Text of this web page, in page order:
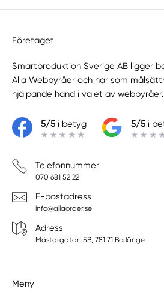
Företaget
Smartproduktion Sverige AB ligger
Alla Webbyråer och har som
hjälpande hand i valet av webbyråer.
5/5i betyg 5/5i
Telefonnummer
070 681 52 22
E-postadress
info@allaorder.se
Adress
Mästargatan 5B, 781 71 Borlänge
Meny